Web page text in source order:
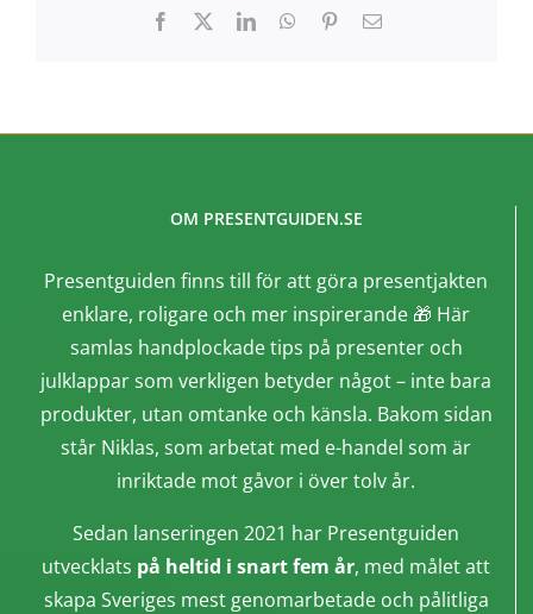
Facebook LinkedInWhatsApp
Pinterest
E-
OM PRESENTGUIDEN.SE
Presentguiden finns till för att göra presentjakten
enklare, roligare och mer inspirerande 🎁 Här
samlas handplockade tips på presenter och
julklappar som verkligen betyder något – inte bara
produkter, utan omtanke och känsla. Bakom sidan
står Niklas, som arbetat med e-handel som är
inriktade mot gåvor i över tolv år.
Sedan lanseringen 2021 har Presentguiden
utvecklats på heltid i snart fem år, med målet att
skapa Sveriges mest genomarbetade och pålitliga